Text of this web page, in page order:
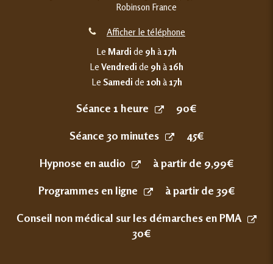
Robinson France
Afficher le téléphone
Le Mardi de 9h à17h
Le Vendredi de 9h à16h
Le Samedi de 10h à17h
Séance 1 heure 90€
Séance 30 minutes 45€
Hypnose en audio à partir de 9,99€
Programmes en ligne à partir de 39€
Conseil non médical sur les démarches en PMA
30€